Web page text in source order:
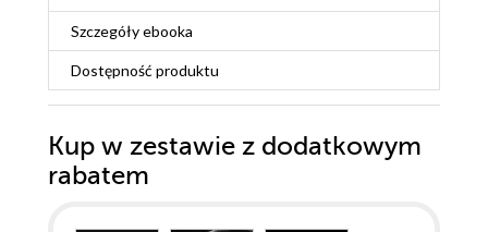
Szczegółyebooka
Dostępność produktu
Kup w zestawie z dodatkowym
rabatem